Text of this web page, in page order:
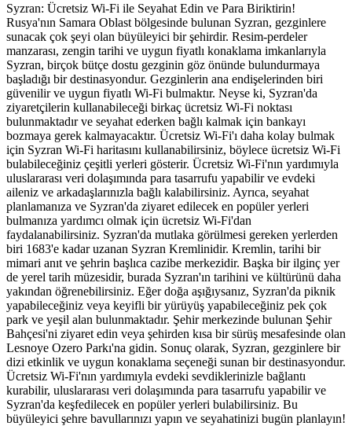
Syzran: Ücretsiz Wi-Fi ile Seyahat Edin ve Para Biriktirin!
Rusya'nın Samara Oblast bölgesinde bulunan Syzran, gezginlere
sunacak çok şeyi olan büyüleyici bir şehirdir. Resim-perdeler
manzarası, zengin tarihi ve uygun fiyatlı konaklama imkanlarıyla
Syzran, birçok bütçe dostu gezginin göz önünde bulundurmaya
başladığı bir destinasyondur. Gezginlerin ana endişelerinden biri
güvenilir ve uygun fiyatlı Wi-Fi bulmaktır. Neyse ki, Syzran'da
ziyaretçilerin kullanabileceği birkaç ücretsiz Wi-Fi noktası
bulunmaktadır ve seyahat ederken bağlı kalmak için bankayı
bozmaya gerek kalmayacaktır. Ücretsiz Wi-Fi'ı daha kolay bulmak
için Syzran Wi-Fi haritasını kullanabilirsiniz, böylece ücretsiz Wi-Fi
bulabileceğiniz çeşitli yerleri gösterir. Ücretsiz Wi-Fi'nın yardımıyla
uluslararası veri dolaşımında para tasarrufu yapabilir ve evdeki
aileniz ve arkadaşlarınızla bağlı kalabilirsiniz. Ayrıca, seyahat
planlamanıza ve Syzran'da ziyaret edilecek en popüler yerleri
bulmanıza yardımcı olmak için ücretsiz Wi-Fi'dan
faydalanabilirsiniz. Syzran'da mutlaka görülmesi gereken yerlerden
biri 1683'e kadar uzanan Syzran Kremlinidir. Kremlin, tarihi bir
mimari anıt ve şehrin başlıca cazibe merkezidir. Başka bir ilginç yer
de yerel tarih müzesidir, burada Syzran'ın tarihini ve kültürünü daha
yakından öğrenebilirsiniz. Eğer doğa aşığıysanız, Syzran'da piknik
yapabileceğiniz veya keyifli bir yürüyüş yapabileceğiniz pek çok
park ve yeşil alan bulunmaktadır. Şehir merkezinde bulunan Şehir
Bahçesi'ni ziyaret edin veya şehirden kısa bir sürüş mesafesinde olan
Lesnoye Ozero Parkı'na gidin. Sonuç olarak, Syzran, gezginlere bir
dizi etkinlik ve uygun konaklama seçeneği sunan bir destinasyondur.
Ücretsiz Wi-Fi'nın yardımıyla evdeki sevdiklerinizle bağlantı
kurabilir, uluslararası veri dolaşımında para tasarrufu yapabilir ve
Syzran'da keşfedilecek en popüler yerleri bulabilirsiniz. Bu
büyüleyici şehre bavullarınızı yapın ve seyahatinizi bugün planlayın!